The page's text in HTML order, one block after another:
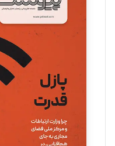
مینا پاکدل
یسنا امان‌پور
تحریریه
ملینا جعفری